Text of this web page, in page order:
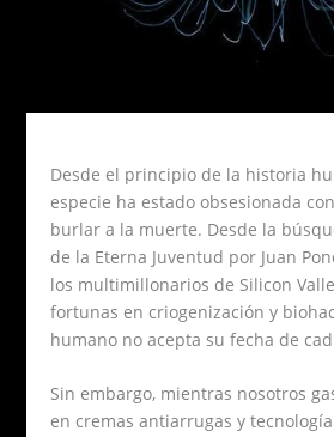
Desde el principio de la historia
especie ha estado obsesionada
burlar a la muerte. Desde la
de la Eterna Juventud por Juan
los multimillonarios de Silicon
fortunas en criogenización y
humano no acepta su fecha de
Sin embargo, mientras nosotros
en cremas antiarrugas y